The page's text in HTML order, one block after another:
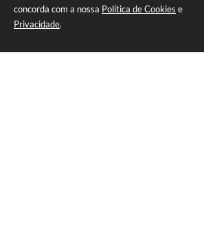
concorda com a nossa Política de Cookies e
Privacidade.